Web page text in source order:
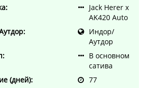
Jack Herer x
AK420 Auto
Индор/
Аутдор
В основном
сатива
(дней):
77